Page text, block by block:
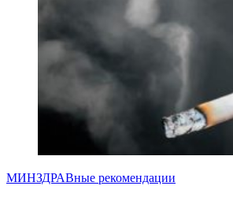
МИНЗДРАВные рекомендации